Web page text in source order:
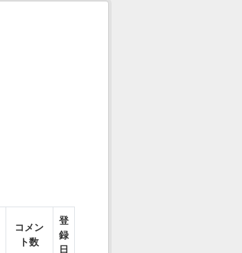
コメン
ト数
登
録
日